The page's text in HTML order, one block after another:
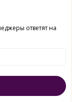
ответят на